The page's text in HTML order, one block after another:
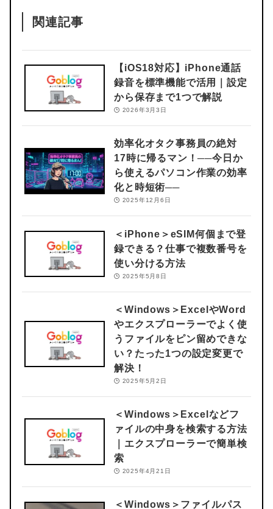
関連記事
【iOS18対応】iPhone通話
録音を標準機能で活用｜設定
から保存まで1つで解説
2026年3月3日
効率化オタク事務員の絶対
17時に帰るマン！──今日か
ら使えるパソコン作業の効率
化と時短術──
2025年12月6日
＜iPhone＞eSIM何個まで登
録できる？仕事で複数番号を
使い分ける方法
2025年5月8日
＜Windows＞ ExcelやWord
やエクスプローラーでよく使
うファイルをピン留めできな
い？たった1つの設定変更で
解決！
2025年5月2日
＜Windows＞ Excelなどフ
ァイルの中身を検索する方法
｜エクスプローラーで簡単検
索
2025年4月21日
＜Windows＞ ファイルパス